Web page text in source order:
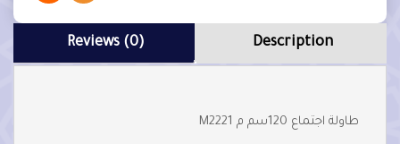
Description
Reviews (0)
طاولة اجتماع 120سم م M2221